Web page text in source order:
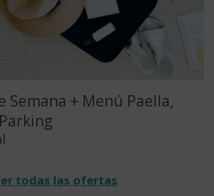
Semana + Menú Paella,
todas las ofertas